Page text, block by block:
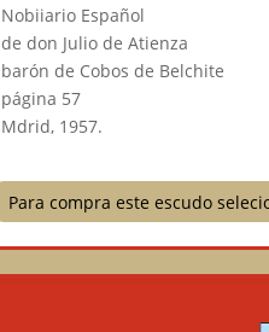
Nobiiario Español
de don Julio de Atienza
barón de Cobos de Belchite
página 57
Mdrid, 1957.
Para compra este escudo